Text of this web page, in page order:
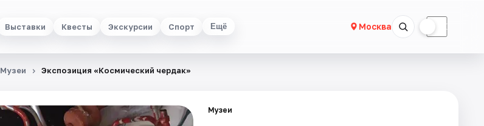
Выставки Квесты Экскурсии Спорт Ещё Москва ☾
Музеи Экспозиция «Космический чердак»
Музеи